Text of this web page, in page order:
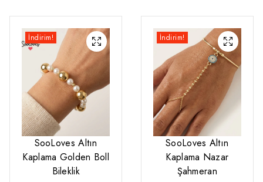
İndirim!
SooLoves Altın
Kaplama Golden Boll
Bileklik
İndirim!
SooLoves Altın
Kaplama Nazar
Şahmeran